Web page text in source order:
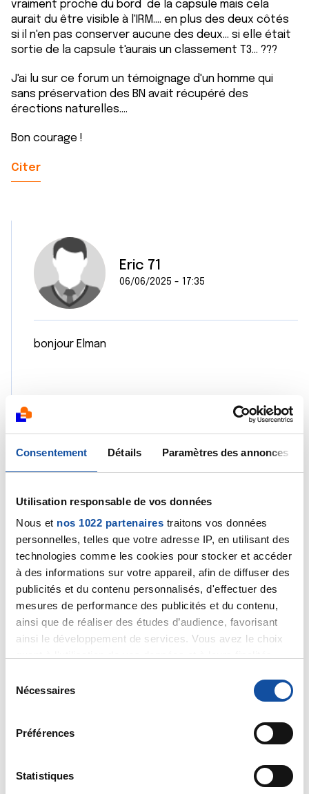
Consentement Détails Paramètres des annonces
Utilisation responsable de vos données
Nous et nos 1022 partenaires traitons vos données
personnelles, telles que votre adresse IP, en utilisant des
technologies comme les cookies pour stocker et accéder
à des informations sur votre appareil, afin de diffuser des
publicités et du contenu personnalisés, d'effectuer des
mesures de performance des publicités et du contenu,
ainsi que de réaliser des études d’audience, favorisant
ainsi le développement de services. Vous avez le choix
tout moment en consultant la Déclaration relative aux
cookies ou en cliquant sur l'icône de confidentialité.
Si vous le permettez, nous aimerions également :
géographique qui peuvent être précises à plusieurs
Nécessaires
Préférences
Statistiques
vraiment proche du bord de la capsule mais cela
aurait du être visible à l'IRM.... en plus des deux côtés
si il n'en pas conserver aucune des deux... si elle était
sortie de la capsule t'aurais un classement T3... ???
J'ai lu sur ce forum un témoignage d'un homme qui
sans préservation des BN avait récupéré des
érections naturelles....
Bon courage !
Citer
Eric 71
06/06/2025 - 17:35
bonjour Elman
commencé a infiltrer les nerfs (vu a l irm)par
contre il m avait rien dit pour la gauche.
VINCENTP
06/06/2025 - 15:06
Je crois que nous avons le même âge, je comprends le
coup au moral. Vraiment.
Tu pensais avoir tiré un trait sur la maladie avec ce PSA
si bas, et voilà qu’une autre réalité te tombe dessus,
bouleversant : ta virilité, ton couple, ton avenir sexuel.
Et le fait que tu viennes de te marier rend la secousse